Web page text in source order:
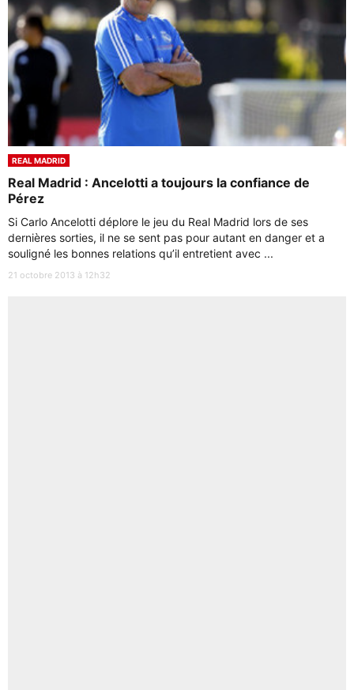
REAL MADRID
Real Madrid : Ancelotti a toujours la confiance de
Pérez
Si Carlo Ancelotti déplore le jeu du Real Madrid lors de ses
dernières sorties, il ne se sent pas pour autant en danger et a
souligné les bonnes relations qu’il entretient avec ...
21 octobre 2013 à 12h32